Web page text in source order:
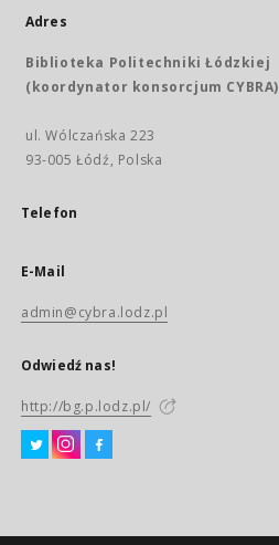
Adres
Biblioteka Politechniki Łódzkiej
(koordynator konsorcjum CYBRA)
ul. Wólczańska 223
93-005 Łódź, Polska
Telefon
E-Mail
admin@cybra.lodz.pl
Odwiedź nas!
http://bg.p.lodz.pl/